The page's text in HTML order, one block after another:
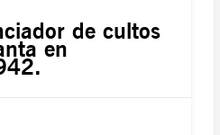
de cultos
en